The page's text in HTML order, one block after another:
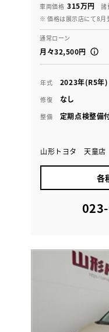
車両価格 315万円 諸
※ 価格は展示店にて8月
通常ローン
月々32,500円
年式 2023年(R5年)
修復 なし
整備 定期点検整備
山形トヨタ 天童店
各